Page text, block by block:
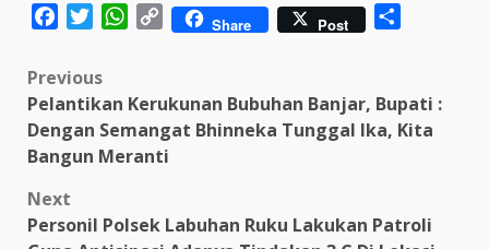
FacebookTwitterWhatsApp
Copy Share Post
Post
navigation
Previous
Pelantikan Kerukunan Bubuhan Banjar, Bupati :
Dengan Semangat Bhinneka Tunggal Ika, Kita
Bangun Meranti
Next
Personil Polsek Labuhan Ruku Lakukan Patroli